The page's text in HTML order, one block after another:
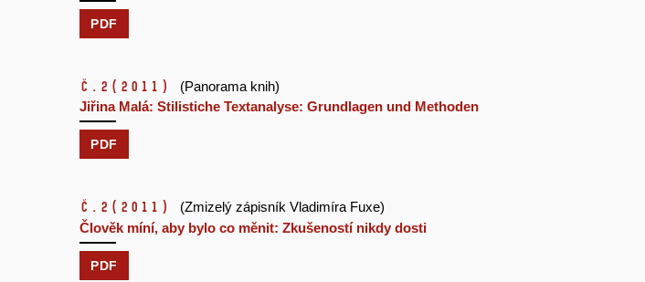
PDF
č.2 (2011)
(Panorama knih)
Jiřina Malá: Stilistiche Textanalyse: Grundlagen und Methoden
PDF
č.2 (2011)
(Zmizelý zápisník Vladimíra Fuxe)
Člověk míní, aby bylo co měnit: Zkušeností nikdy dosti
PDF